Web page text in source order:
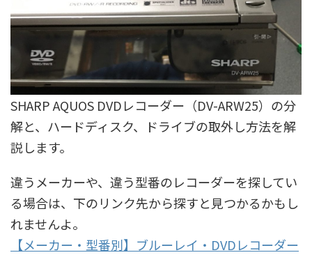
SHARP AQUOS DVDレコーダー（DV-ARW25）の分
解と、ハードディスク、ドライブの取外し方法を解
説します。
違うメーカーや、違う型番のレコーダーを探してい
る場合は、下のリンク先から探すと見つかるかもし
れませんよ。
【メーカー・型番別】ブルーレイ・DVDレコーダー